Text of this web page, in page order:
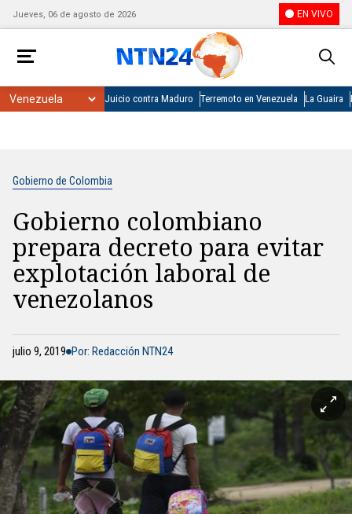
Jueves, 06 de agosto de 2026 EN VIVO
Juicio contra Maduro Terremoto en Venezuela La Guaira
Gobierno de Colombia
Gobierno colombiano
prepara decreto para evitar
explotación laboral de
venezolanos
julio 9, 2019 Por: Redacción NTN24